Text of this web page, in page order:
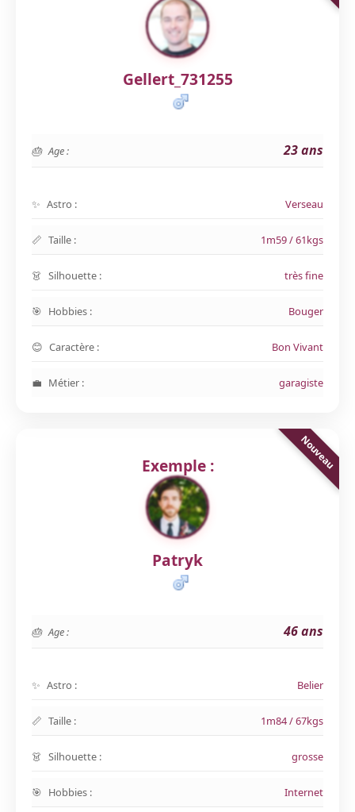
Gellert_731255
Age : 23 ans
Astro : Verseau
Taille : 1m59 / 61kgs
Silhouette : très fine
Hobbies : Bouger
Caractère : Bon Vivant
Métier : garagiste
Exemple :
Patryk
Age : 46 ans
Astro : Belier
Taille : 1m84 / 67kgs
Silhouette : grosse
Hobbies : Internet